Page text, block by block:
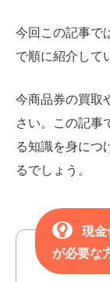
今回この記事で
で順に紹介して
今商品券の買取
さい。
この記事
る知識を身につ
るでしょう。
現金
が必要な